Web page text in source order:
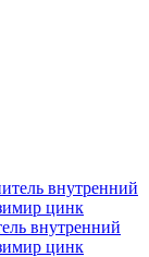
внутренний
цинк